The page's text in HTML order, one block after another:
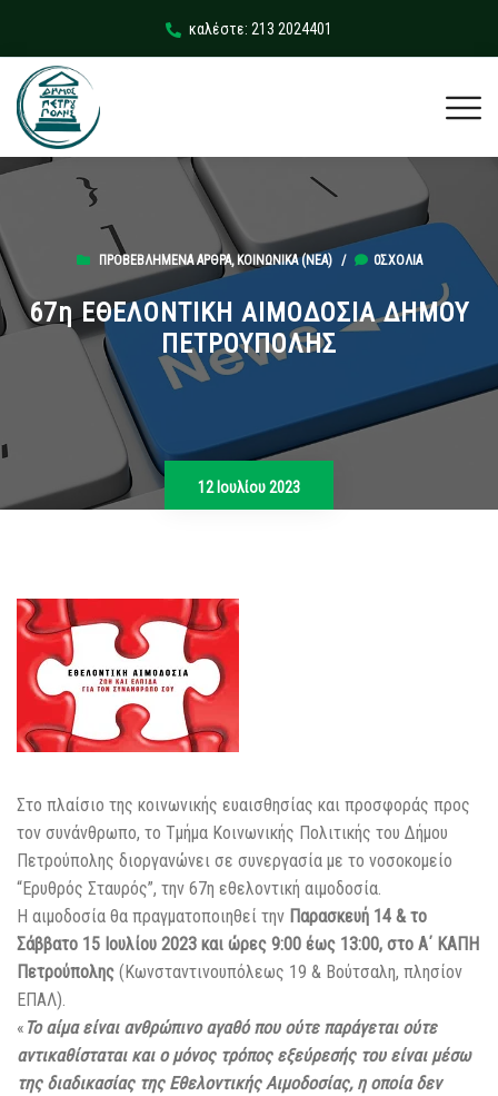
καλέστε: 213 2024401
ΠΡΟΒΕΒΛΗΜΈΝΑ ΆΡΘΡΑ, ΚΟΙΝΩΝΙΚΆ (ΝΕΑ)/ 0ΣΧΌΛΙΑ
67η ΕΘΕΛΟΝΤΙΚΗ ΑΙΜΟΔΟΣΙΑ ΔΗΜΟΥ
ΠΕΤΡΟΥΠΟΛΗΣ
12 Ιουλίου 2023
Στο πλαίσιο της κοινωνικής ευαισθησίας και προσφοράς προς
τον συνάνθρωπο, το Τμήμα Κοινωνικής Πολιτικής του Δήμου
Πετρούπολης διοργανώνει σε συνεργασία με το νοσοκομείο
“Ερυθρός Σταυρός”, την 67η εθελοντική αιμοδοσία.
Η αιμοδοσία θα πραγματοποιηθεί την Παρασκευή 14 & το
Σάββατο 15 Ιουλίου 2023 και ώρες 9:00 έως 13:00, στο Α΄ ΚΑΠΗ
Πετρούπολης (Κωνσταντινουπόλεως 19 & Βούτσαλη, πλησίον
ΕΠΑΛ).
« Το αίμα είναι ανθρώπινο αγαθό που ούτε παράγεται ούτε
αντικαθίσταται και ο μόνος τρόπος εξεύρεσής του είναι μέσω
της διαδικασίας της Εθελοντικής Αιμοδοσίας, η οποία δεν